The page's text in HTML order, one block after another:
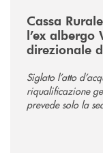
Cassa
l’ex albergo
direzionale
Siglato l’atto
riqualificazione
prevede solo la